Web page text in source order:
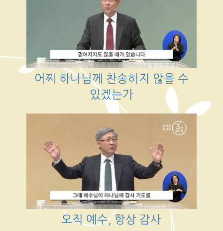
어찌 하나님께 찬송하지 않을 수
있겠는가
오직 예수, 항상 감사